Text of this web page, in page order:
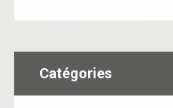
Catégories